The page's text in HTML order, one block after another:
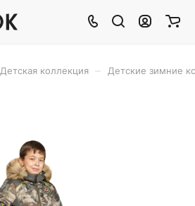
Детская коллекция Детские зимние